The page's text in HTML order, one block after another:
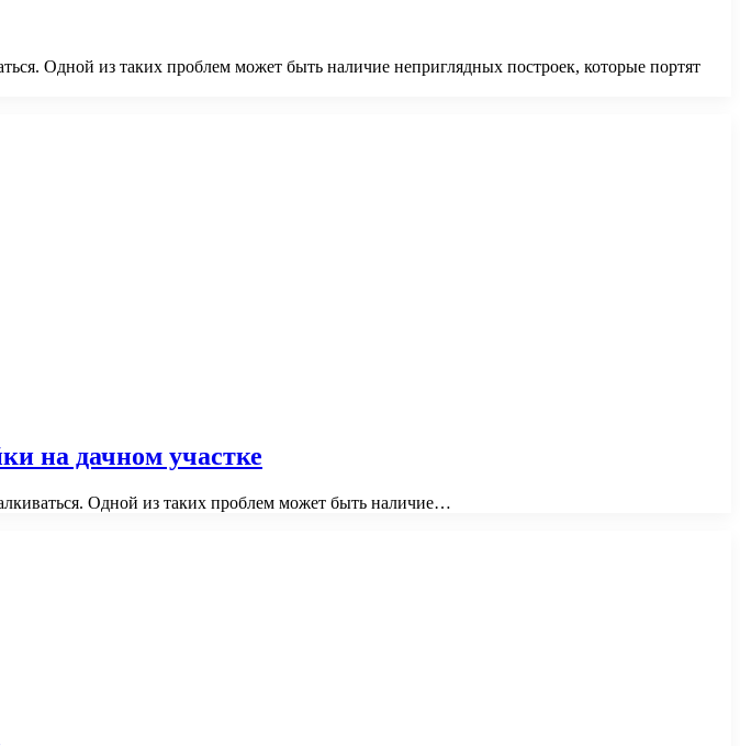
Одной из таких проблем может быть наличие неприглядных построек, которые портят
на дачном участке
Одной из таких проблем может быть наличие…